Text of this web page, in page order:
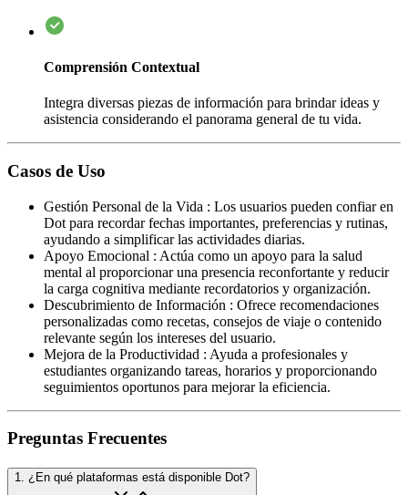
Comprensión Contextual
Integra diversas piezas de información para brindar ideas y
asistencia considerando el panorama general de tu vida.
Casos de Uso
Gestión Personal de la Vida : Los usuarios pueden confiar en
Dot para recordar fechas importantes, preferencias y rutinas,
ayudando a simplificar las actividades diarias.
Apoyo Emocional : Actúa como un apoyo para la salud
mental al proporcionar una presencia reconfortante y reducir
la carga cognitiva mediante recordatorios y organización.
Descubrimiento de Información : Ofrece recomendaciones
personalizadas como recetas, consejos de viaje o contenido
relevante según los intereses del usuario.
Mejora de la Productividad : Ayuda a profesionales y
estudiantes organizando tareas, horarios y proporcionando
seguimientos oportunos para mejorar la eficiencia.
Preguntas Frecuentes
1 ¿En qué plataformas está disponible Dot?